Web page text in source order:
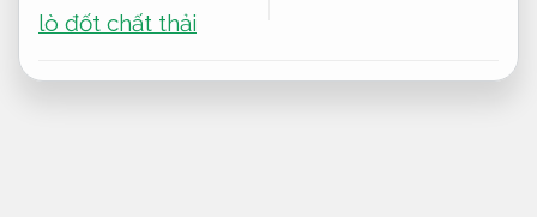
lò đốt chất thải